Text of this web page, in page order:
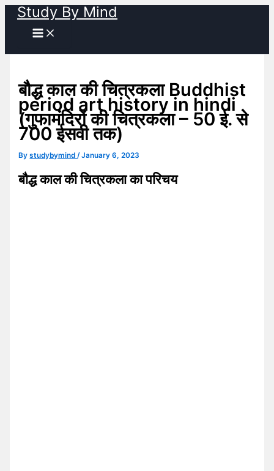
Skip
content
Study By Mind
बौद्ध काल की चित्रकला Buddhist
period art history in hindi
(गुफामंदिरों की चित्रकला – 50 ई. से
700 ईसवी तक)
Bystudybymind/January 6, 2023
बौद्ध काल की चित्रकला का परिचय